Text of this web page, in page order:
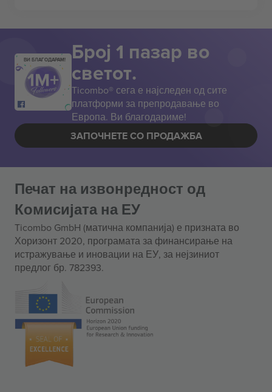
ВИ БЛАГОДАРАМ! Број 1 пазар во
светот.
Ticombo® сега е најследен од сите
платформи за препродавање во
Европа. Ви благодариме!
ЗАПОЧНЕТЕ СО ПРОДАЖБА
Печат на извонредност од
Комисијата на ЕУ
Ticombo GmbH (матична компанија) е призната во
Хоризонт 2020, програмата за финансирање на
истражување и иновации на ЕУ, за нејзиниот
предлог бр. 782393.